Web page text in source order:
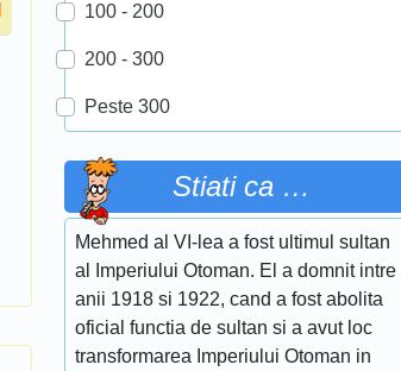
100 - 200
200 - 300
Peste 300
Stiati ca …
Mehmed al VI-lea a fost ultimul sultan
al Imperiului Otoman. El a domnit intre
anii 1918 si 1922, cand a fost abolita
oficial functia de sultan si a avut loc
transformarea Imperiului Otoman in